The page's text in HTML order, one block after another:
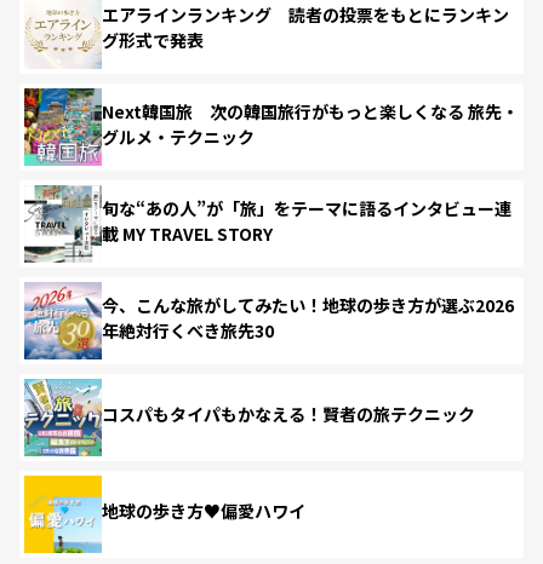
エアラインランキング 読者の投票をもとにランキン
グ形式で発表
Next韓国旅 次の韓国旅行がもっと楽しくなる 旅先・
グルメ・テクニック
旬な“あの人”が「旅」をテーマに語るインタビュー連
載 MY TRAVEL STORY
今、こんな旅がしてみたい！地球の歩き方が選ぶ2026
年絶対行くべき旅先30
コスパもタイパもかなえる！賢者の旅テクニック
地球の歩き方♥偏愛ハワイ